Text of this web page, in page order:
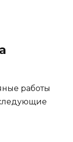
работы